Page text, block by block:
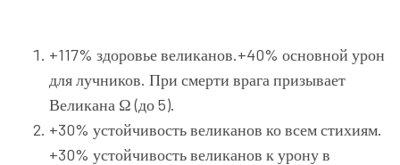
+117% здоровье великанов.+40% основной урон
для лучников. При смерти врага призывает
Великана Ω (до 5).
+30% устойчивость великанов ко всем стихиям.
+30% устойчивость великанов к урону в